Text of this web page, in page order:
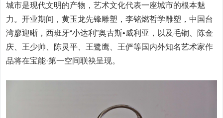
城市是现代文明的产物，艺术文化代表一座城市的根本魅
力。开业期间，黄玉龙先锋雕塑，李铭燃哲学雕塑，中国台
湾廖迎晰，西班牙“小达利”奥古斯•威利亚，以及毛锎、陈金
庆、王少帅、陈灵平、王鹭鹰、王俨等国内外知名艺术家作
品将在宝能·第一空间联袂呈现。